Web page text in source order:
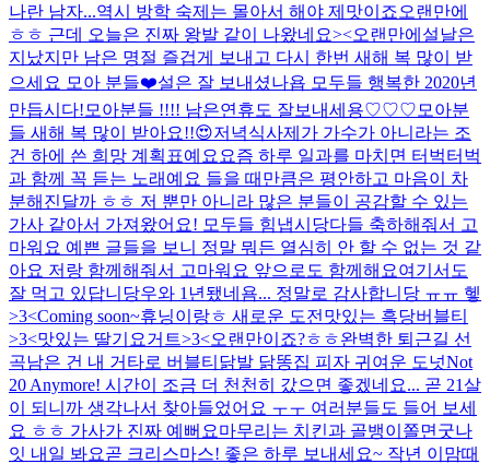
나란 남자...역시 방학 숙제는 몰아서 해야 제맛이죠오랜만에
ㅎㅎ 근데 오늘은 진짜 왕발 같이 나왔네요><오랜만에 설날은
지났지만 남은 명절 즐겁게 보내고 다시 한번 새해 복 많이 받
으세요 모아 분들❤️설은 잘 보내셨나욥 모두들 행복한 2020년
만듭시다! 모아분들 !!!! 남은연휴도 잘보내세용♡♡♡ 모아분
들 새해 복 많이 받아요!!😍저녁식사제가 가수가 아니라는 조
건 하에 쓴 희망 계획표예요 요즘 하루 일과를 마치면 터벅터벅
과 함께 꼭 듣는 노래예요 들을 때만큼은 평안하고 마음이 차
분해진달까 ㅎㅎ 저 뿐만 아니라 많은 분들이 공감할 수 있는
가사 같아서 가져왔어요! 모두들 힘냅시당다들 축하해줘서 고
마워요 예쁜 글들을 보니 정말 뭐든 열심히 안 할 수 없는 것 같
아요 저랑 함께해줘서 고마워요 앞으로도 함께해요여기서도
잘 먹고 있답니당우와 1년됐네욤... 정말로 감사합니당 ㅠㅠ 헿
>3<Coming soon~휴닝이랑ㅎ 새로운 도전 맛있는 흑당버블티
>3<맛있는 딸기요거트>3<오랜만이죠?ㅎㅎ완벽한 퇴근길 선
곡남은 건 내 거 타로 버블티 닭발 닭똥집 피자 귀여운 도넛Not
20 Anymore! 시간이 조금 더 천천히 갔으면 좋겠네요... 곧 21살
이 되니까 생각나서 찾아들었어요 ㅜㅜ 여러분들도 들어 보세
요 ㅎㅎ 가사가 진짜 예뻐요마무리는 치킨과 골뱅이쫄면 굿나
잇 내일 봐요곧 크리스마스! 좋은 하루 보내세요~ 작년 이맘때